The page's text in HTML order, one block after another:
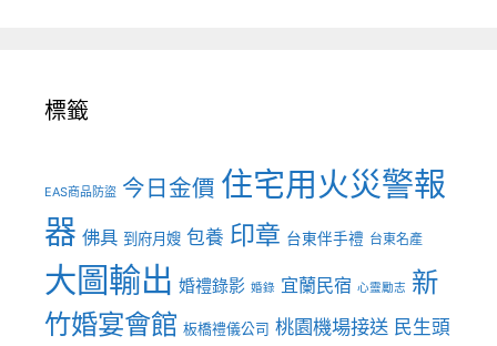
標籤
EAS商品防盜 今日金價 住宅用火災警報
器 佛具 到府月嫂 包養 印章 台東伴手禮 台東名產
大圖輸出 婚禮錄影 婚錄 宜蘭民宿 心靈勵志 新
竹婚宴會館 板橋禮儀公司 桃園機場接送 民生頭